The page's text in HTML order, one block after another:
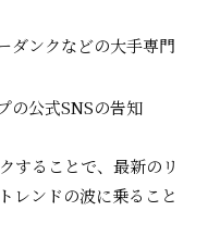
ダンクなどの大手専門
の公式SNSの告知
することで、最新のリ
レンドの波に乗ること